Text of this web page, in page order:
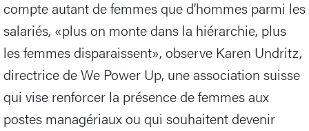
compte autant de femmes que d’hommes parmi les
salariés, «plus on monte dans la hiérarchie, plus
les femmes disparaissent», observe Karen Undritz,
directrice de We Power Up, une association suisse
qui vise renforcer la présence de femmes aux
postes managériaux ou qui souhaitent devenir